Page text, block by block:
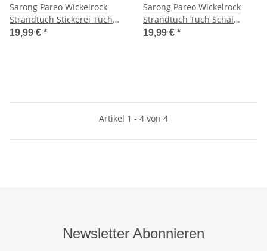
Sarong Pareo Wickelrock
Strandtuch Stickerei Tuch
Schlicht Uni Besch Beige
19,99 € *
Sarong Pareo Wickelrock
Strandtuch Tuch Schal
Wickelkleid Strandkleid
19,99 € *
Artikel 1 - 4 von 4
Newsletter Abonnieren